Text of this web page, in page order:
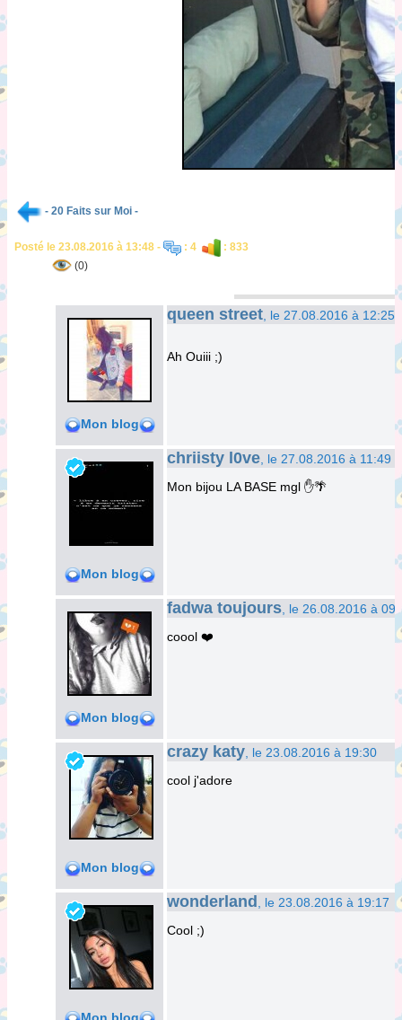
- 20 Faits sur Moi -
Posté le 23.08.2016 à 13:48 - : 4
: 833
(0)
Mon blog
queen street , le 27.08.2016 à 12:25
Ah Ouiii ;)
Mon blog
chriisty l0ve , le 27.08.2016 à 11:49
Mon bijou LA BASE mgl ✋🌴
Mon blog
fadwa toujours , le 26.08.2016 à
coool ❤️
Mon blog
crazy katy , le 23.08.2016 à 19:30
cool j'adore
wonderland
, le 23.08.2016 à 19:17
Cool ;)